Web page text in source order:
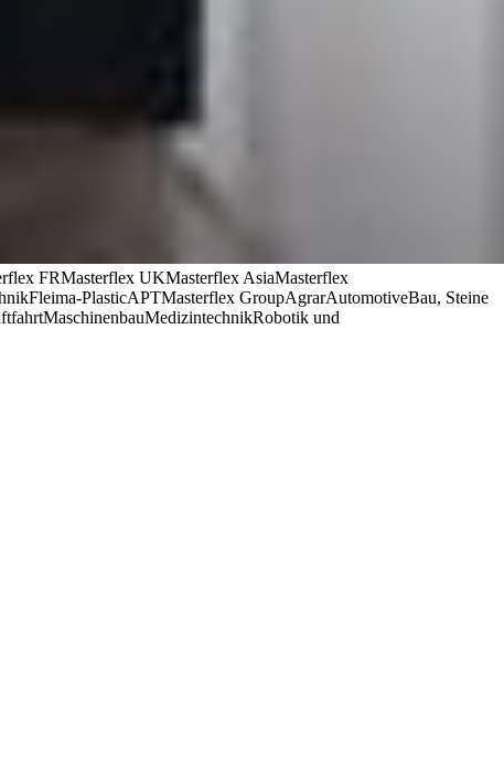
FRMasterflex UKMasterflex AsiaMasterflex
Fleima-PlasticAPTMasterflex GroupAgrarAutomotiveBau, Steine
MaschinenbauMedizintechnikRobotik und